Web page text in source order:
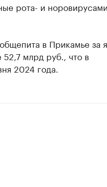
рота- и
общепита в Прикамье за
млрд руб., что в
2024 года.